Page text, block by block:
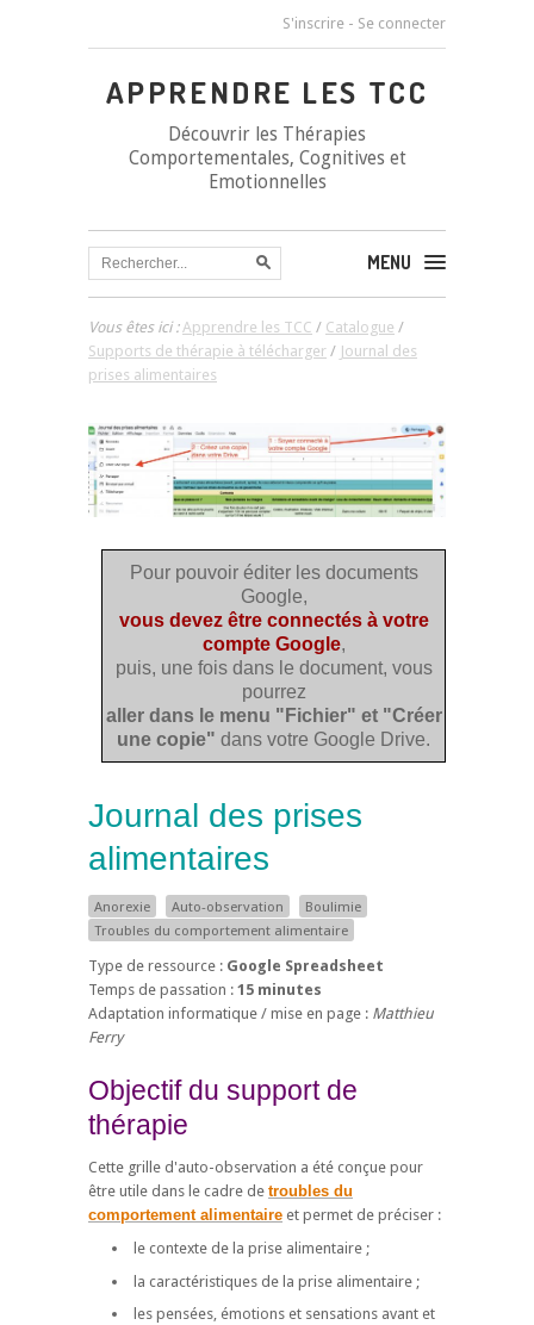
S'inscrire - Se connecter
APPRENDRE LES TCC
Découvrir les Thérapies
Comportementales, Cognitives et
Emotionnelles
MENU
Vous êtes ici :Apprendre les TCC / Catalogue /
Supports de thérapie à télécharger / Journal des
prises alimentaires
Pour pouvoir éditer les documents
Google,
vous devez être connectés à votre
compte Google,
puis, une fois dans le document, vous
pourrez
aller dans le menu "Fichier" et "Créer
une copie" dans votre Google Drive.
Journal des prises
alimentaires
Anorexie Auto-observation
Boulimie
Troubles du comportement alimentaire
Type de ressource : Google Spreadsheet
Temps de passation : 15 minutes
Adaptation informatique / mise en page : Matthieu
Ferry
Objectif du support de
thérapie
Cette grille d'auto-observation a été conçue pour
être utile dans le cadre de troubles du
comportement alimentaire et permet de préciser :
le contexte de la prise alimentaire ;
la caractéristiques de la prise alimentaire ;
les pensées, émotions et sensations avant et